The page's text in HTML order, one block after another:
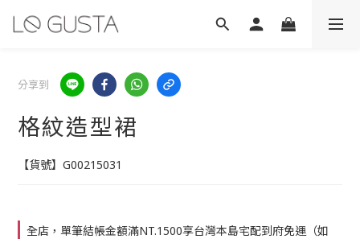
分享到
格紋造型裙
【貨號】G00215031
全店，單筆結帳金額滿NT.1500享台灣本島宅配到府免運（如